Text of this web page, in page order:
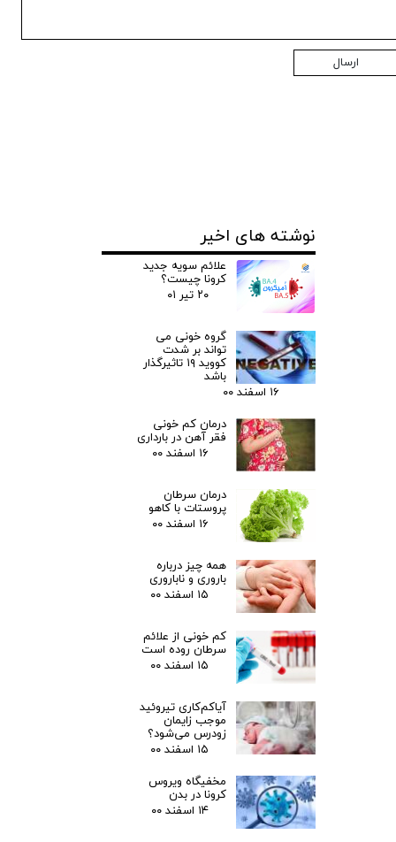
ارسال
نوشته های اخیر
علائم سویه جدید
کرونا چیست؟
۲۰ تیر ۰۱
گروه خونی می
تواند بر شدت
کووید ۱۹ تاثیرگذار
باشد
۱۶ اسفند ۰۰
درمان کم خونی
فقر آهن در بارداری
۱۶ اسفند ۰۰
درمان سرطان
پروستات با کاهو
۱۶ اسفند ۰۰
همه چیز درباره
باروری و ناباروری
۱۵ اسفند ۰۰
کم خونی از علائم
سرطان روده است
۱۵ اسفند ۰۰
آیاکم‌کاری تیروئید
موجب زایمان
زودرس می‌شود؟
۱۵ اسفند ۰۰
مخفیگاه ویروس
کرونا در بدن
۱۴ اسفند ۰۰